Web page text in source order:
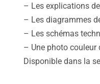
– Les explications
– Les diagrammes
– Les schémas
– Une photo couleur
Disponible dans la